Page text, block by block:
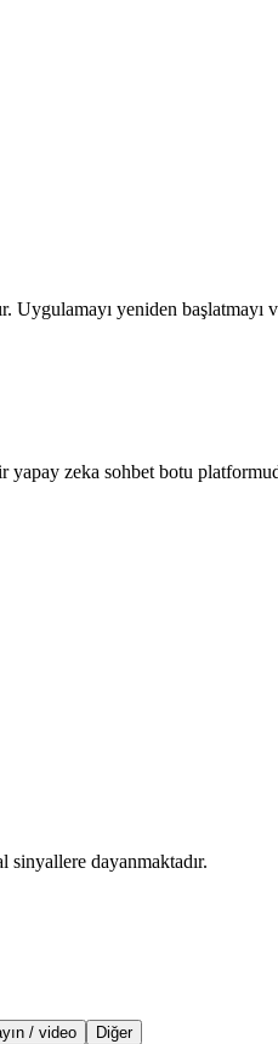
Uygulamayı yeniden
zeka sohbet botu
dayanmaktadır.
/ video
Diğer